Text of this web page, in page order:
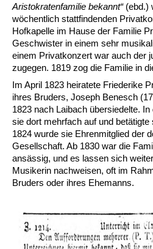
Aristokratenfamilie bekannt“(ebd.)
wöchentlich stattfindenden
Hofkapelle im Hause der Familie
Geschwister in einem sehr
einem Privatkonzert war auch der
zugegen. 1819 zog die Familie in
Im April 1823 heiratete Friederike
ihres Bruders, Joseph Benesch
1823 nach Laibach übersiedelte.
sie dort mehrfach auf und
1824 wurde sie Ehrenmitglied der
Gesellschaft. Ab 1830 war die
ansässig, und es lassen sich
Musikerin nachweisen, oft im
Bruders oder ihres Ehemanns.